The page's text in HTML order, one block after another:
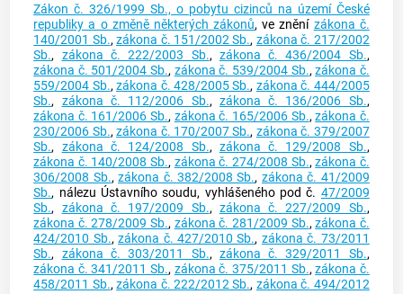
Zákon č. 326/1999 Sb., o pobytu cizinců na území České
republiky a o změně některých zákonů, ve znění zákona č.
140/2001 Sb.,zákona č. 151/2002 Sb., zákona č. 217/2002
Sb., zákona č. 222/2003 Sb., zákona č. 436/2004 Sb.,
zákona č. 501/2004 Sb., zákona č. 539/2004 Sb.,zákona č.
559/2004 Sb.,zákona č. 428/2005 Sb., zákona č. 444/2005
Sb., zákona č. 112/2006 Sb., zákona č. 136/2006 Sb.,
zákona č. 161/2006 Sb., zákona č. 165/2006 Sb.,zákona č.
230/2006 Sb.,zákona č. 170/2007 Sb., zákona č. 379/2007
Sb., zákona č. 124/2008 Sb., zákona č. 129/2008 Sb.,
zákona č. 140/2008 Sb., zákona č. 274/2008 Sb.,zákona č.
306/2008 Sb.,zákona č. 382/2008 Sb., zákona č. 41/2009
Sb., nálezu Ústavního soudu, vyhlášeného pod č. 47/2009
Sb., zákona č. 197/2009 Sb., zákona č. 227/2009 Sb.,
zákona č. 278/2009 Sb., zákona č. 281/2009 Sb.,zákona č.
424/2010 Sb.,zákona č. 427/2010 Sb., zákona č. 73/2011
Sb., zákona č. 303/2011 Sb., zákona č. 329/2011 Sb.,
zákona č. 341/2011 Sb., zákona č. 375/2011 Sb.,zákona č.
458/2011 Sb.,zákona č. 222/2012 Sb., zákona č. 494/2012